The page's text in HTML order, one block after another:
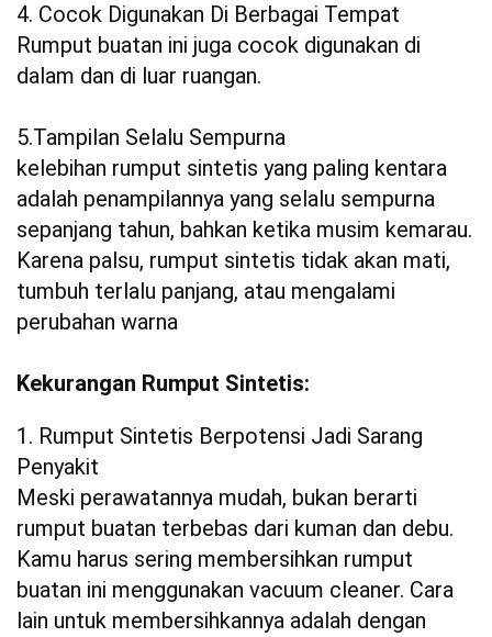
4. Cocok Digunakan Di Berbagai Tempat
Rumput buatan ini juga cocok digunakan di
dalam dan di luar ruangan.
5.Tampilan Selalu Sempurna
kelebihan rumput sintetis yang paling kentara
adalah penampilannya yang selalu sempurna
sepanjang tahun, bahkan ketika musim kemarau.
Karena palsu, rumput sintetis tidak akan mati,
tumbuh terlalu panjang, atau mengalami
perubahan warna
Kekurangan Rumput Sintetis:
1. Rumput Sintetis Berpotensi Jadi Sarang
Penyakit
Meski perawatannya mudah, bukan berarti
rumput buatan terbebas dari kuman dan debu.
Kamu harus sering membersihkan rumput
buatan ini menggunakan vacuum cleaner. Cara
lain untuk membersihkannya adalah dengan